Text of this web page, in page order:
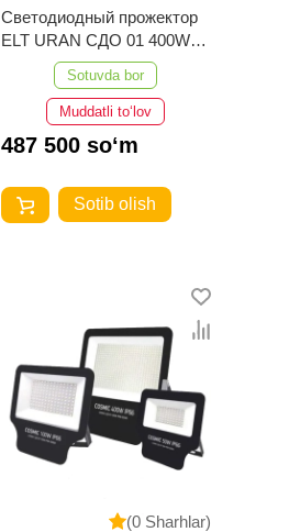
Светодиодный прожектор
ELT URAN СДО 01 400W-
IP65-6500K
Sotuvda bor
Muddatli to‘lov
487 500 so‘m
Sotib olish
(0 Sharhlar)